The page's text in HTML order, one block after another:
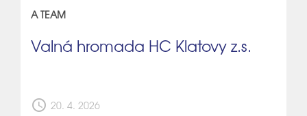
A TEAM
Valná hromada HC Klatovy z.s.
schedule 20. 4. 2026